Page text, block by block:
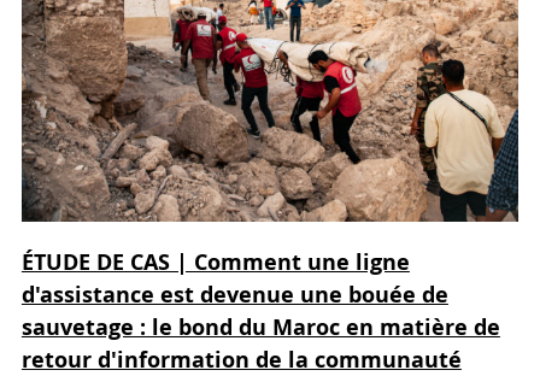
ÉTUDE DE CAS | Comment une ligne
d'assistance est devenue une bouée de
sauvetage : le bond du Maroc en matière de
retour d'information de la communauté